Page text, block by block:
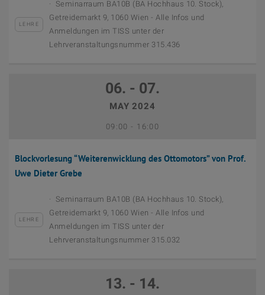
LEHRE
Seminarraum BA10B (BA Hochhaus 10. Stock),
Getreidemarkt 9, 1060 Wien - Alle Infos und
Anmeldungen im TISS unter der
Lehrveranstaltungsnummer 315.436
September 12th, 2023
06. - 07.
MAY 2024
09:00 - Bis
16:00
Blockvorlesung “Weiterenwicklung des Ottomotors” von Prof.
Uwe Dieter Grebe
LEHRE
Seminarraum BA10B (BA Hochhaus 10. Stock),
Getreidemarkt 9, 1060 Wien - Alle Infos und
Anmeldungen im TISS unter der
Lehrveranstaltungsnummer 315.032
13. - 14.